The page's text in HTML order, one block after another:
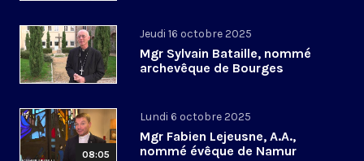
Jeudi 16 octobre 2025
Mgr Sylvain Bataille, nommé
archevêque de Bourges
08:05
Lundi 6 octobre 2025
Mgr Fabien Lejeusne, A.A.,
nommé évêque de Namur